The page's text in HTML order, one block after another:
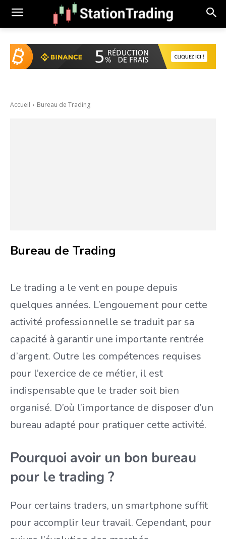
Accueil Bureau de Trading
Bureau de Trading
Le trading a le vent en poupe depuis
quelques années. L’engouement pour cette
activité professionnelle se traduit par sa
capacité à garantir une importante rentrée
d’argent. Outre les compétences requises
pour l’exercice de ce métier, il est
indispensable que le trader soit bien
organisé. D’où l’importance de disposer d’un
bureau adapté pour pratiquer cette activité.
Pourquoi avoir un bon bureau
pour le trading ?
Pour certains traders, un smartphone suffit
pour accomplir leur travail. Cependant, pour